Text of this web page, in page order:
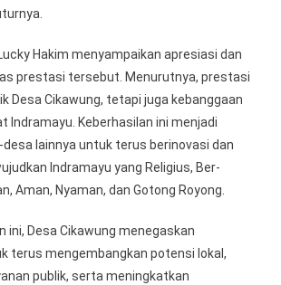
Hakim menyampaikan apresiasi dan
prestasi tersebut. Menurutnya, prestasi
Desa Cikawung, tetapi juga kebanggaan
Indramayu. Keberhasilan ini menjadi
lainnya untuk terus berinovasi dan
Indramayu yang Religius, Ber-
Aman, Nyaman, dan Gotong Royong.
ini, Desa Cikawung menegaskan
terus mengembangkan potensi lokal,
publik, serta meningkatkan